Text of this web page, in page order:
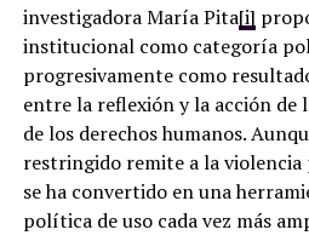
investigadora María Pita[i]
institucional como categoría
progresivamente como
entre la reflexión y la acción de
de los derechos humanos.
restringido remite a la
se ha convertido en una
política de uso cada vez más